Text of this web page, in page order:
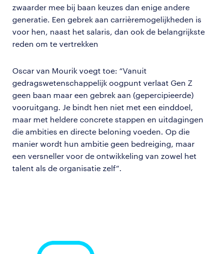
zwaarder mee bij baan keuzes dan enige andere
generatie. Een gebrek aan carrièremogelijkheden is
voor hen, naast het salaris, dan ook de belangrijkste
reden om te vertrekken
Oscar van Mourik voegt toe: “Vanuit
gedragswetenschappelijk oogpunt verlaat Gen Z
geen baan maar een gebrek aan (gepercipieerde)
vooruitgang. Je bindt hen niet met een einddoel,
maar met heldere concrete stappen en uitdagingen
die ambities en directe beloning voeden. Op die
manier wordt hun ambitie geen bedreiging, maar
een versneller voor de ontwikkeling van zowel het
talent als de organisatie zelf”.